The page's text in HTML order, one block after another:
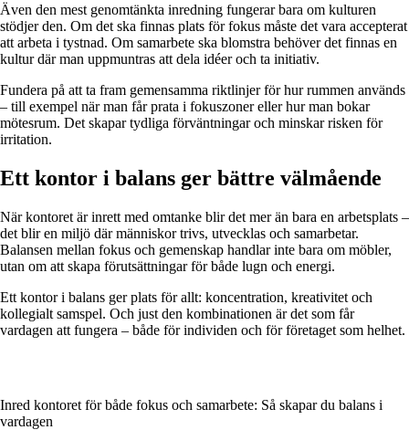
Även den mest genomtänkta inredning fungerar bara om kulturen
stödjer den. Om det ska finnas plats för fokus måste det vara accepterat
att arbeta i tystnad. Om samarbete ska blomstra behöver det finnas en
kultur där man uppmuntras att dela idéer och ta initiativ.
Fundera på att ta fram gemensamma riktlinjer för hur rummen används
– till exempel när man får prata i fokuszoner eller hur man bokar
mötesrum. Det skapar tydliga förväntningar och minskar risken för
irritation.
Ett kontor i balans ger bättre välmående
När kontoret är inrett med omtanke blir det mer än bara en arbetsplats –
det blir en miljö där människor trivs, utvecklas och samarbetar.
Balansen mellan fokus och gemenskap handlar inte bara om möbler,
utan om att skapa förutsättningar för både lugn och energi.
Ett kontor i balans ger plats för allt: koncentration, kreativitet och
kollegialt samspel. Och just den kombinationen är det som får
vardagen att fungera – både för individen och för företaget som helhet.
Inred kontoret för både fokus och samarbete: Så skapar du balans i
vardagen